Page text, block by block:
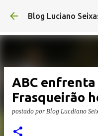
Pular para
Blog Luciano
ABC enfrenta
Frasqueirão
postado por Blog Lucdiano